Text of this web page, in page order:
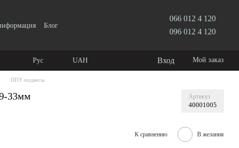
Блог
066 012 4 120
096 012 4 120
Рус UAH Вход Мой заказ
ППУ подвесы
33мм Артикул
40001005
К сравнению В желания